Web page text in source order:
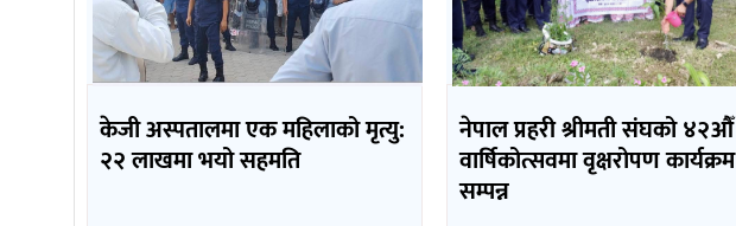
केजी अस्पतालमा एक महिलाको मृत्यु:
२२ लाखमा भयो सहमति
नेपाल प्रहरी श्रीमती संघको ४२औँ
वार्षिकोत्सवमा वृक्षरोपण कार्यक्रम
सम्पन्न